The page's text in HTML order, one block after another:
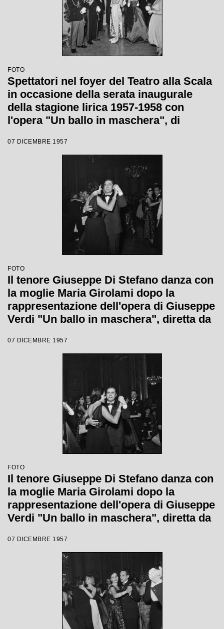
FOTO
Spettatori nel foyer del Teatro alla Scala
in occasione della serata inaugurale
della stagione lirica 1957-1958 con
l'opera "Un ballo in maschera", di
Gavazzeni con la regia di Margherita
07 DICEMBRE 1957
FOTO
Il tenore Giuseppe Di Stefano danza con
la moglie Maria Girolami dopo la
rappresentazione dell'opera di Giuseppe
Verdi "Un ballo in maschera", diretta da
Margherita Wallmann con la quale è
stata inaugurata la stagione lirica 1957-
07 DICEMBRE 1957
FOTO
Il tenore Giuseppe Di Stefano danza con
la moglie Maria Girolami dopo la
rappresentazione dell'opera di Giuseppe
Verdi "Un ballo in maschera", diretta da
Margherita Wallmann con la quale è
stata inaugurata la stagione lirica 1957-
1958 del Teatro alla Scala
07 DICEMBRE 1957